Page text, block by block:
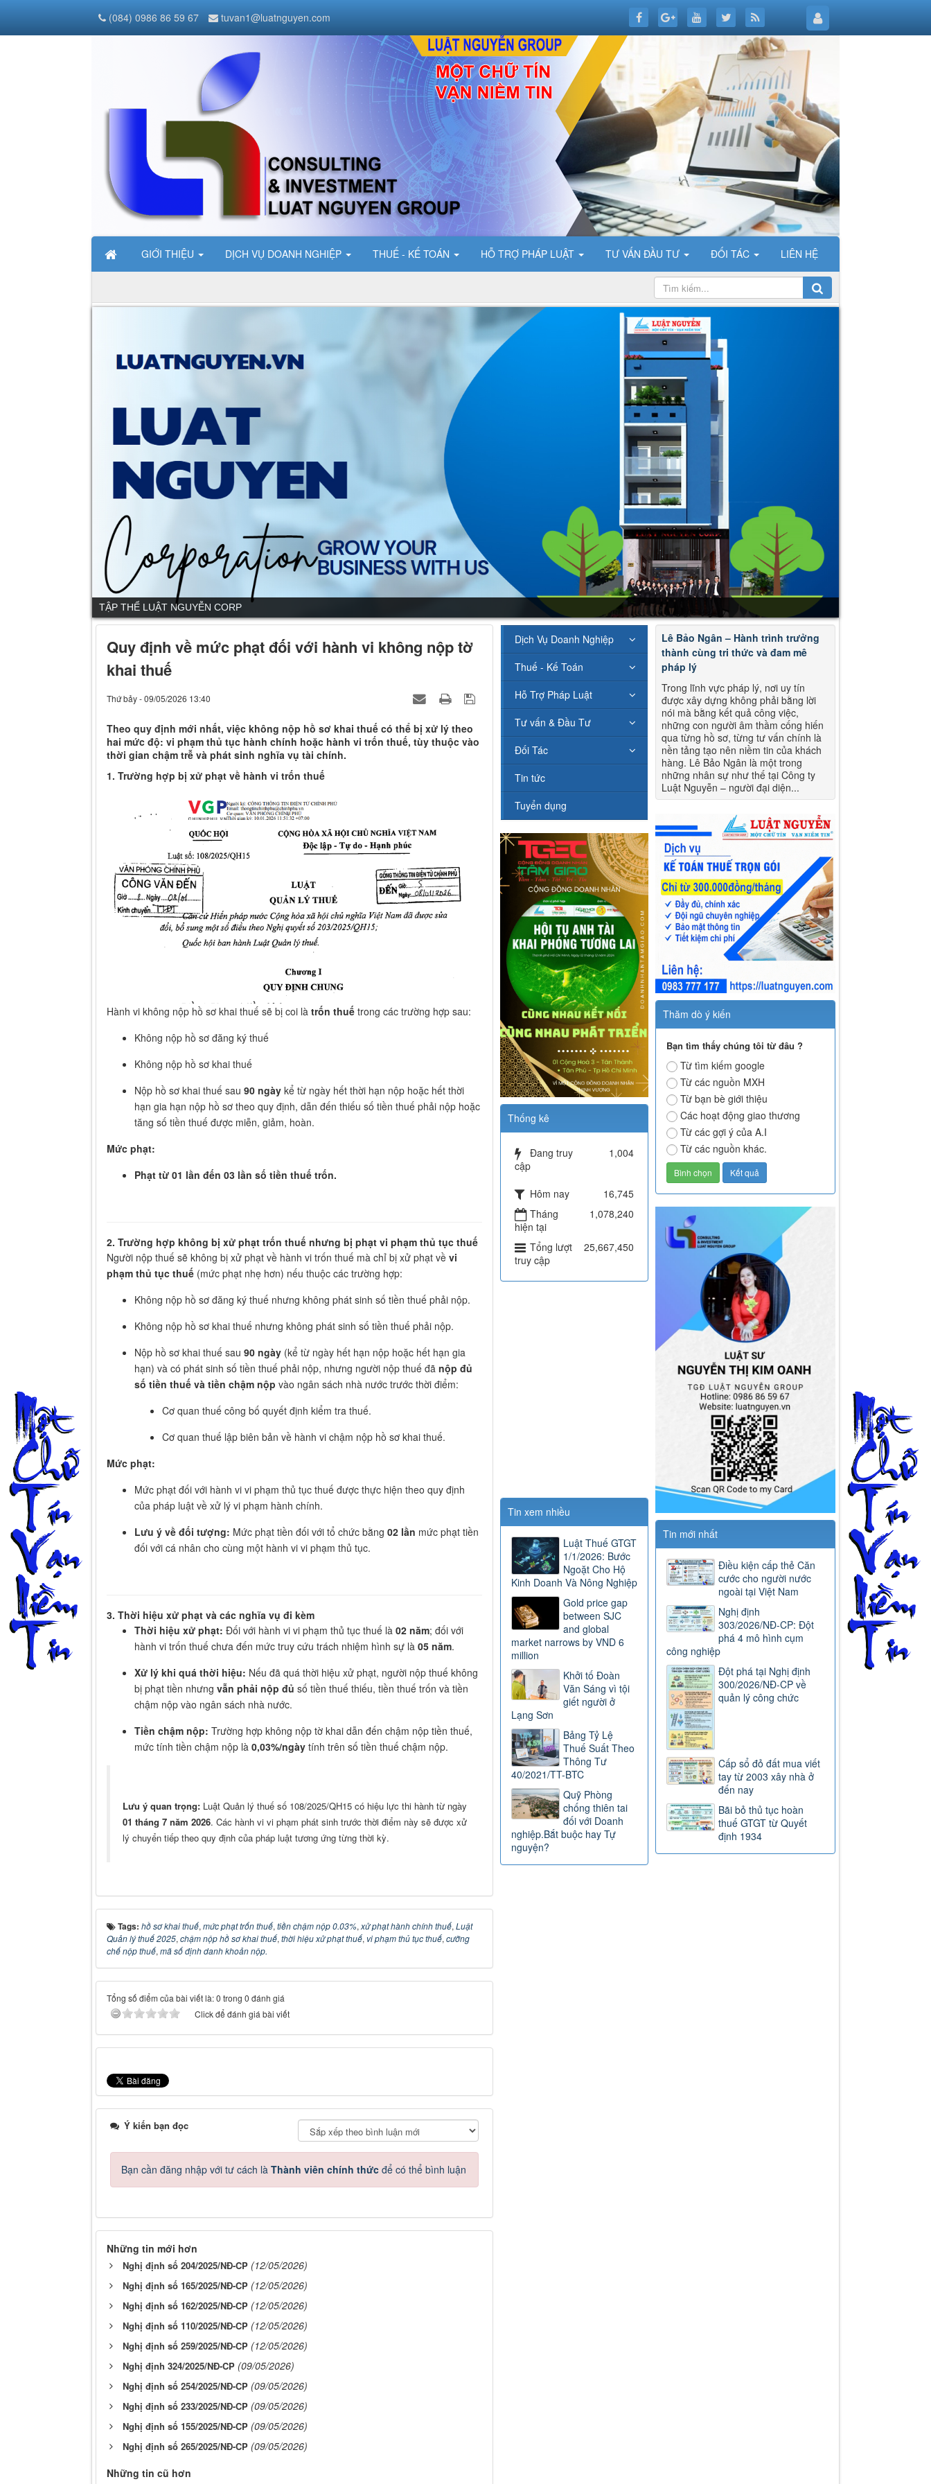
GIỚI THIỆU DỊCH VỤ DOANH NGHIỆP THUẾ - KẾ TOÁN HỖ TRỢ PHÁP LUẬT TƯ VẤN ĐẦU TƯ ĐỐI TÁC LIÊN HỆ
(084) 0986 86 59 67 tuvan1@luatnguyen.com
TẬP THỂ LUẬT NGUYỄN CORP
Quy định về mức phạt đối với hành vi không nộp tờ
khai thuế
Thứ bảy - 09/05/2026 13:40
Theo quy định mới nhất, việc không nộp hồ sơ khai thuế có thể bị xử lý theo
hai mức độ: vi phạm thủ tục hành chính hoặc hành vi trốn thuế, tùy thuộc vào
thời gian chậm trễ và phát sinh nghĩa vụ tài chính.
1. Trường hợp bị xử phạt về hành vi trốn thuế
Hành vi không nộp hồ sơ khai thuế sẽ bị coi là trốn thuế trong các trường hợp sau:
Không nộp hồ sơ đăng ký thuế
Không nộp hồ sơ khai thuế
Nộp hồ sơ khai thuế sau 90 ngày kể từ ngày hết thời hạn nộp hoặc hết thời
hạn gia hạn nộp hồ sơ theo quy định, dẫn đến thiếu số tiền thuế phải nộp hoặc
tăng số tiền thuế được miễn, giảm, hoàn.
Mức phạt:
Phạt từ 01 lần đến 03 lần số tiền thuế trốn.
2. Trường hợp không bị xử phạt trốn thuế nhưng bị phạt vi phạm thủ tục thuế
Người nộp thuế sẽ không bị xử phạt về hành vi trốn thuế mà chỉ bị xử phạt về vi
phạm thủ tục thuế (mức phạt nhẹ hơn) nếu thuộc các trường hợp:
Không nộp hồ sơ đăng ký thuế nhưng không phát sinh số tiền thuế phải nộp.
Không nộp hồ sơ khai thuế nhưng không phát sinh số tiền thuế phải nộp.
Nộp hồ sơ khai thuế sau 90 ngày (kể từ ngày hết hạn nộp hoặc hết hạn gia
hạn) và có phát sinh số tiền thuế phải nộp, nhưng người nộp thuế đã nộp đủ
số tiền thuế và tiền chậm nộp vào ngân sách nhà nước trước thời điểm:
Cơ quan thuế công bố quyết định kiểm tra thuế.
Cơ quan thuế lập biên bản về hành vi chậm nộp hồ sơ khai thuế.
Mức phạt:
Mức phạt đối với hành vi vi phạm thủ tục thuế được thực hiện theo quy định
của pháp luật về xử lý vi phạm hành chính.
Lưu ý về đối tượng: Mức phạt tiền đối với tổ chức bằng 02 lần mức phạt tiền
đối với cá nhân cho cùng một hành vi vi phạm thủ tục.
3. Thời hiệu xử phạt và các nghĩa vụ đi kèm
Thời hiệu xử phạt: Đối với hành vi vi phạm thủ tục thuế là 02 năm; đối với
hành vi trốn thuế chưa đến mức truy cứu trách nhiệm hình sự là 05 năm.
Xử lý khi quá thời hiệu: Nếu đã quá thời hiệu xử phạt, người nộp thuế không
bị phạt tiền nhưng vẫn phải nộp đủ số tiền thuế thiếu, tiền thuế trốn và tiền
chậm nộp vào ngân sách nhà nước.
Tiền chậm nộp: Trường hợp không nộp tờ khai dẫn đến chậm nộp tiền thuế,
mức tính tiền chậm nộp là 0,03%/ngày tính trên số tiền thuế chậm nộp.
Lưu ý quan trọng: Luật Quản lý thuế số 108/2025/QH15 có hiệu lực thi hành từ ngày
01 tháng 7 năm 2026. Các hành vi vi phạm phát sinh trước thời điểm này sẽ được xử
lý chuyển tiếp theo quy định của pháp luật tương ứng từng thời kỳ.
Tags: hồ sơ khai thuế, mức phạt trốn thuế, tiền chậm nộp 0.03%, xử phạt hành chính thuế, Luật
Quản lý thuế 2025, chậm nộp hồ sơ khai thuế, thời hiệu xử phạt thuế, vi phạm thủ tục thuế, cưỡng
chế nộp thuế, mã số định danh khoản nộp.
Tổng số điểm của bài viết là: 0 trong 0 đánh giá
Click để đánh giá bài viết
Ý kiến bạn đọc
Bạn cần đăng nhập với tư cách là Thành viên chính thức để có thể bình luận
Những tin mới hơn
Nghị định số 204/2025/NĐ-CP (12/05/2026)
Nghị định số 165/2025/NĐ-CP (12/05/2026)
Nghị định số 162/2025/NĐ-CP (12/05/2026)
Nghị định số 110/2025/NĐ-CP (12/05/2026)
Nghị định số 259/2025/NĐ-CP (12/05/2026)
Nghị định 324/2025/NĐ-CP (09/05/2026)
Nghị định số 254/2025/NĐ-CP (09/05/2026)
Nghị định số 233/2025/NĐ-CP (09/05/2026)
Nghị định số 155/2025/NĐ-CP (09/05/2026)
Nghị định số 265/2025/NĐ-CP (09/05/2026)
Những tin cũ hơn
Lê Bảo Ngân – Hành trình trưởng
thành cùng tri thức và đam mê
pháp lý
Trong lĩnh vực pháp lý, nơi uy tín
được xây dựng không phải bằng lời
nói mà bằng kết quả công việc,
những con người âm thầm cống hiến
qua từng hồ sơ, từng tư vấn chính là
nền tảng tạo nên niềm tin của khách
hàng. Lê Bảo Ngân là một trong
những nhân sự như thế tại Công ty
Luật Nguyễn – người đại diện...
Thăm dò ý kiến
Bạn tìm thấy chúng tôi từ đâu ?
Từ tìm kiếm google
Từ các nguồn MXH
Từ bạn bè giới thiệu
Các hoạt động giao thương
Từ các gợi ý của A.I
Từ các nguồn khác.
Tin mới nhất
Điều kiện cấp thẻ Căn
cước cho người nước
ngoài tại Việt Nam
Nghị định
303/2026/NĐ-CP: Đột
phá 4 mô hình cụm
công nghiệp
Đột phá tại Nghị định
300/2026/NĐ-CP về
quản lý công chức
Cấp sổ đỏ đất mua viết
tay từ 2003 xây nhà ở
đến nay
Bãi bỏ thủ tục hoàn
thuế GTGT từ Quyết
định 1934
Dịch Vụ Doanh Nghiệp
Thuế - Kế Toán
Hỗ Trợ Pháp Luật
Tư vấn & Đầu Tư
Đối Tác
Tin tức
Tuyển dụng
Thống kê
Đang truy
cập
1,004
Hôm nay
16,745
Tháng
hiện tại
1,078,240
Tổng lượt
truy cập
25,667,450
Tin xem nhiều
Luật Thuế GTGT
1/1/2026: Bước
Ngoặt Cho Hộ
Kinh Doanh Và Nông Nghiệp
Gold price gap
between SJC
and global
market narrows by VND 6
million
Khởi tố Đoàn
Văn Sáng vì tội
giết người ở
Lạng Sơn
Bảng Tỷ Lệ
Thuế Suất Theo
Thông Tư
40/2021/TT-BTC
Quỹ Phòng
chống thiên tai
đối với Doanh
nghiệp.Bắt buộc hay Tự
nguyện?